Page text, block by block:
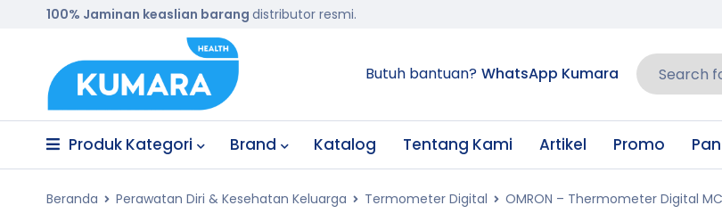
100% Jaminan keaslian barang distributor resmi.
Butuh bantuan? WhatsApp Kumara
Produk Kategori Brand Katalog Tentang Kami Artikel Promo
Beranda Perawatan Diri & Kesehatan Keluarga Termometer Digital OMRON – Thermometer Digital